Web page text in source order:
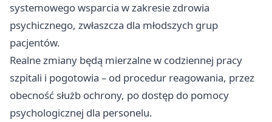
systemowego wsparcia w zakresie zdrowia
psychicznego, zwłaszcza dla młodszych grup
pacjentów.
Realne zmiany będą mierzalne w codziennej pracy
szpitali i pogotowia – od procedur reagowania, przez
obecność służb ochrony, po dostęp do pomocy
psychologicznej dla personelu.